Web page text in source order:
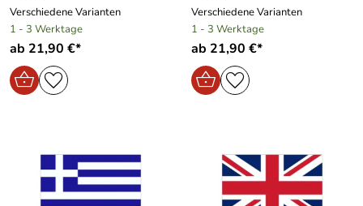
Verschiedene Varianten
1 - 3 Werktage
ab 21,90 €*
Verschiedene Varianten
1 - 3 Werktage
ab 21,90 €*